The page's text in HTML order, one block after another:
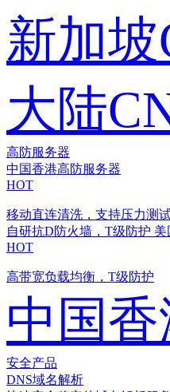
新加
大陆
高防服务器
中国香港高防服务器
HOT
移动直连清洗，支持压力测
自研抗D防火墙，T级防护 美
HOT
高带宽负载均衡，T级防护
中国
安全产品
DNS域名解析